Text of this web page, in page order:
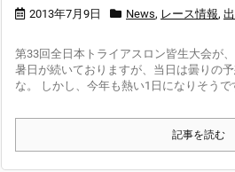
2013年7月9日 News, レース情報,
第33回全日本トライアスロン皆生大会が
暑日が続いておりますが、当日は曇りの
な。 しかし、今年も熱い1日になりそうで
記事を読む